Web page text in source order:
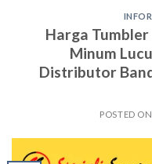
Harga
Minum
Distributor
POSTED ON